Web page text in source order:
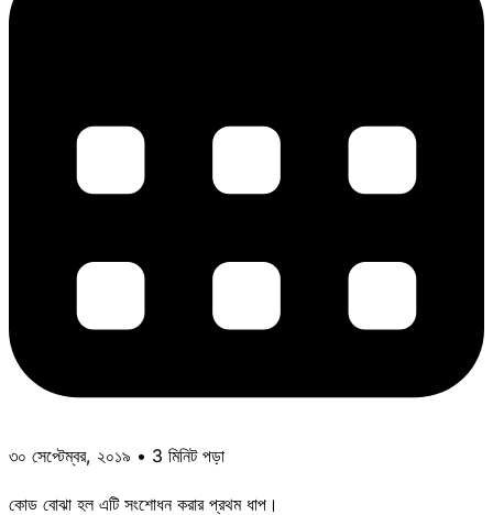
৩০ সেপ্টেম্বর, ২০১৯ • 3 মিনিট পড়া
কোড বোঝা হল এটি সংশোধন করার প্রথম ধাপ।